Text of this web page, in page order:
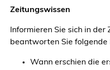
Zeitungswissen
Informieren Sie sich in
beantworten Sie folgende
Wann erschien die